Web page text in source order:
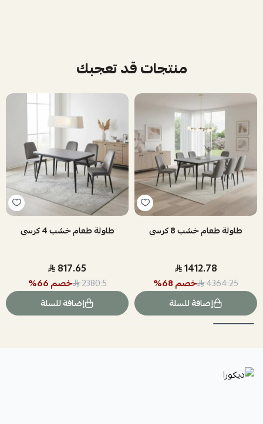
منتجات قد تعجبك
طاولة طعام خشب 8 كرسي
1412.78
4364.25 خصم68
%
إضافة للسلة
طاولة طعام خشب 4 كرسي
817.65
2380.5 خصم66
%
إضافة للسلة